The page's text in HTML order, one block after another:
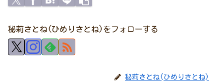
秘莉さとね(ひめりさとね)をフォローする
秘莉さとね(ひめりさとね)